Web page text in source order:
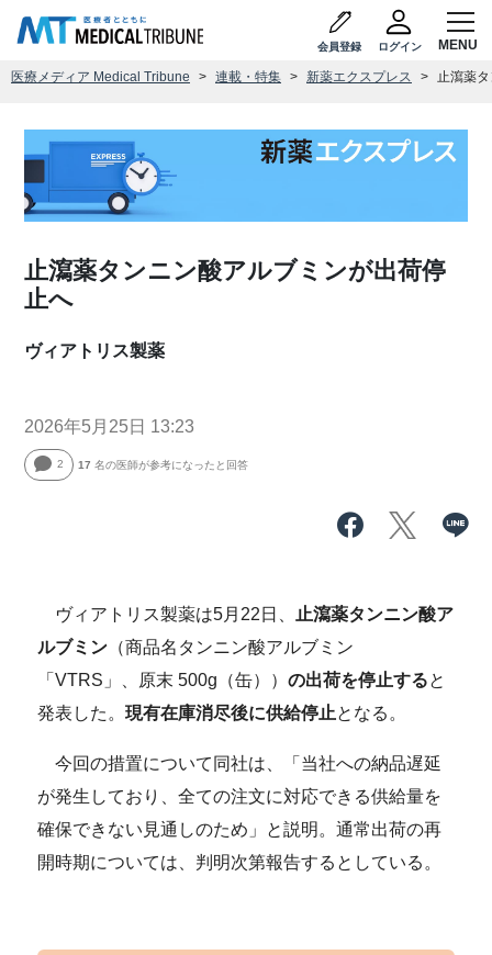
会員登録 ログイン
医療メディア Medical Tribune 連載・特集 新薬エクスプレス 止瀉薬
止瀉薬タンニン酸アルブミンが出荷停
止へ
ヴィアトリス製薬
2026年5月25日 13:23
2 17 名の医師が参考になったと回答
ヴィアトリス製薬は5月22日、
止瀉薬タンニン酸ア
ルブミン （商品名タンニン酸アルブミン
「VTRS」、原末 500g（缶））の出荷を停止すると
発表した。現有在庫消尽後に供給停止となる。
今回の措置について同社は、「当社への納品遅延
が発生しており、全ての注文に対応できる供給量を
確保できない見通しのため」と説明。通常出荷の再
開時期については、判明次第報告するとしている。